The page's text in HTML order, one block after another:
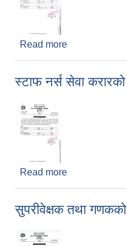
Read more
स्टाफ नर्स सेवा
Read more
सुपरीवेक्षक तथा